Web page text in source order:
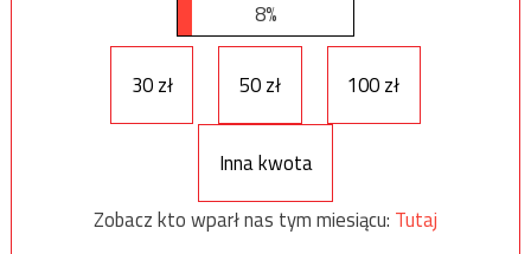
8%
30 zł 50 zł 100 zł
Inna kwota
Zobacz kto wparł nas tym miesiącu: Tutaj